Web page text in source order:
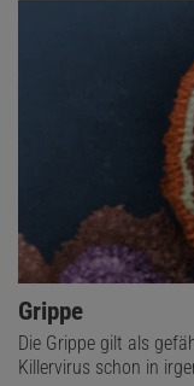
Grippe
Die Grippe gilt als
Killervirus schon in